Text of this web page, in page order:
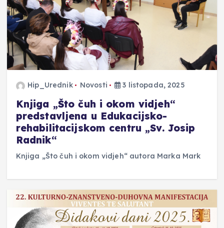
Hip_Urednik Novosti 3 listopada, 2025
Knjiga „Što čuh i okom vidjeh“
predstavljena u Edukacijsko-
rehabilitacijskom centru „Sv. Josip
Radnik“
Knjiga „Što čuh i okom vidjeh“ autora Marka Mark